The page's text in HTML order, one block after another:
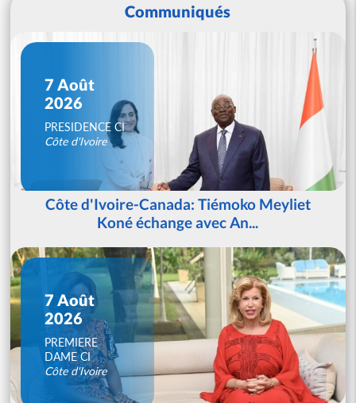
Communiqués
7 Août
2026
PRESIDENCE CI
Côte d'Ivoire
Côte d'Ivoire-Canada: Tiémoko Meyliet
Koné échange avec An...
7 Août
2026
PREMIERE
DAME CI
Côte d'Ivoire